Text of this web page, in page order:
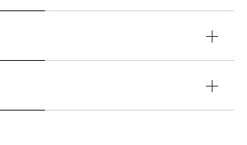
京都の前撮り(ホテル)